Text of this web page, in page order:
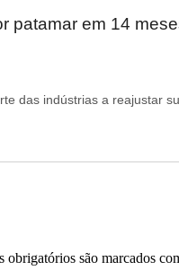
patamar em 14
das indústrias a reajustar
obrigatórios são marcados